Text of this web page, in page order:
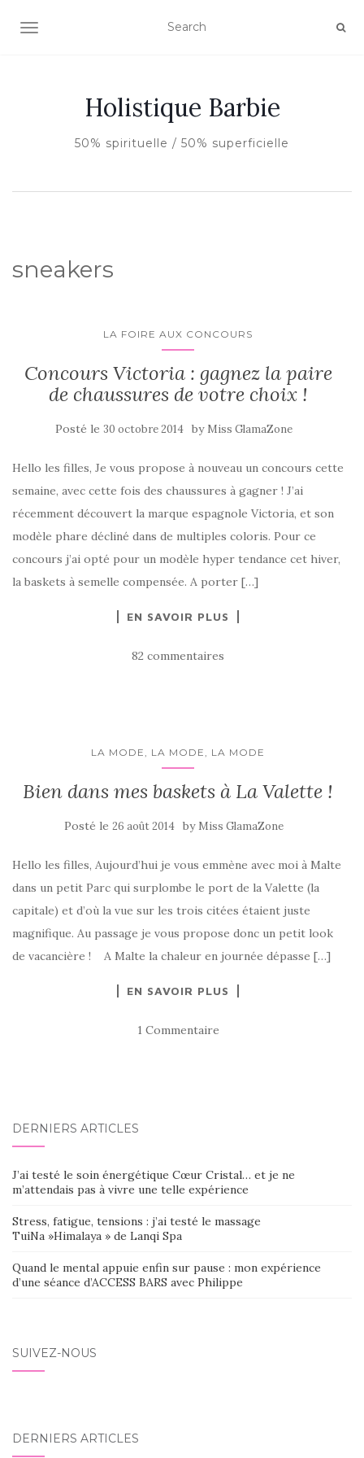
AFFICHER/MASQUER LA NAVIGATION
Holistique Barbie
50% spirituelle / 50% superficielle
sneakers
LA FOIRE AUX CONCOURS
Concours Victoria : gagnez la paire
de chaussures de votre choix !
Posté le 30 octobre 2014 by Miss GlamaZone
Hello les filles, Je vous propose à nouveau un concours cette
semaine, avec cette fois des chaussures à gagner ! J’ai
récemment découvert la marque espagnole Victoria, et son
modèle phare décliné dans de multiples coloris. Pour ce
concours j’ai opté pour un modèle hyper tendance cet hiver,
la baskets à semelle compensée. A porter […]
EN SAVOIR PLUS
82 commentaires
LA MODE, LA MODE, LA MODE
Bien dans mes baskets à La Valette !
Posté le 26 août 2014 by Miss GlamaZone
Hello les filles, Aujourd’hui je vous emmène avec moi à Malte
dans un petit Parc qui surplombe le port de la Valette (la
capitale) et d’où la vue sur les trois citées étaient juste
magnifique. Au passage je vous propose donc un petit look
de vacancière ! A Malte la chaleur en journée dépasse […]
EN SAVOIR PLUS
1 Commentaire
DERNIERS ARTICLES
J’ai testé le soin énergétique Cœur Cristal… et je ne
m’attendais pas à vivre une telle expérience
Stress, fatigue, tensions : j’ai testé le massage
TuiNa »Himalaya » de Lanqi Spa
Quand le mental appuie enfin sur pause : mon expérience
d’une séance d’ACCESS BARS avec Philippe
SUIVEZ-NOUS
DERNIERS ARTICLES